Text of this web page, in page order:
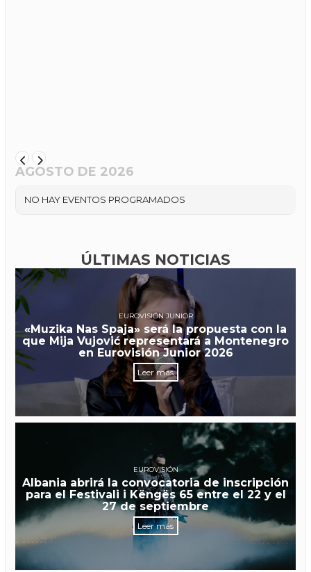
AGOSTO DE 2026
NO HAY EVENTOS PROGRAMADOS
ÚLTIMAS NOTICIAS
EUROVISIÓN JUNIOR
«Muzika Nas Spaja» será la propuesta con la
que Mija Vujović representará a Montenegro
en Eurovisión Junior 2026
Leer más
EUROVISIÓN
Albania abrirá la convocatoria de inscripción
para el Festivali i Këngës 65 entre el 22 y el
27 de septiembre
Leer más